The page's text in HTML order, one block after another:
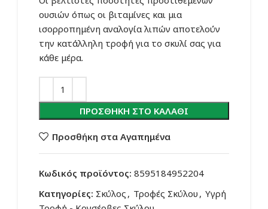
ουσιών όπως οι βιταμίνες και μια
ισορροπημένη αναλογία λιπών αποτελούν
την κατάλληλη τροφή για το σκυλί σας για
κάθε μέρα.
ΠΡΟΣΘΉΚΗ ΣΤΟ ΚΑΛΆΘΙ
Προσθήκη στα Αγαπημένα
Κωδικός προϊόντος: 8595184952204
Κατηγορίες: Σκύλος , Τροφές Σκύλου , Υγρή